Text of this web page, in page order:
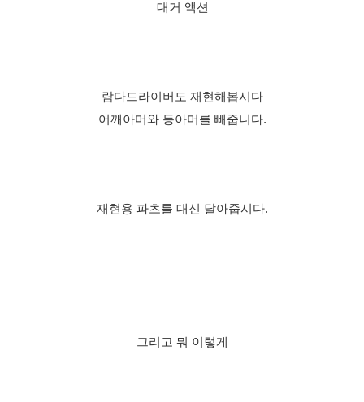
대거 액션
람다드라이버도 재현해봅시다
어깨아머와 등아머를 빼줍니다.
재현용 파츠를 대신 달아줍시다.
그리고 뭐 이렇게